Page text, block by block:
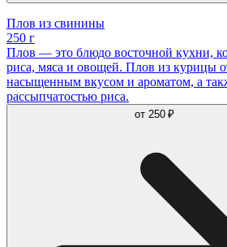
Плов из свинины
250 г
Плов — это блюдо восточной кухни,
риса, мяса и овощей. Плов из курицы
насыщенным вкусом и ароматом, а
рассыпчатостью риса.
от 250 ₽